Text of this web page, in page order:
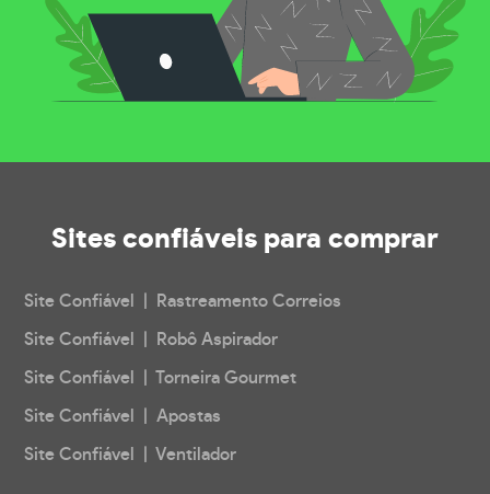
Sites confiáveis para comprar
Site Confiável | Rastreamento Correios
Site Confiável | Robô Aspirador
Site Confiável | Torneira Gourmet
Site Confiável | Apostas
Site Confiável | Ventilador